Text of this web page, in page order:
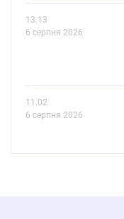
13.13
6 серпня 2026
11.02
6 серпня 2026